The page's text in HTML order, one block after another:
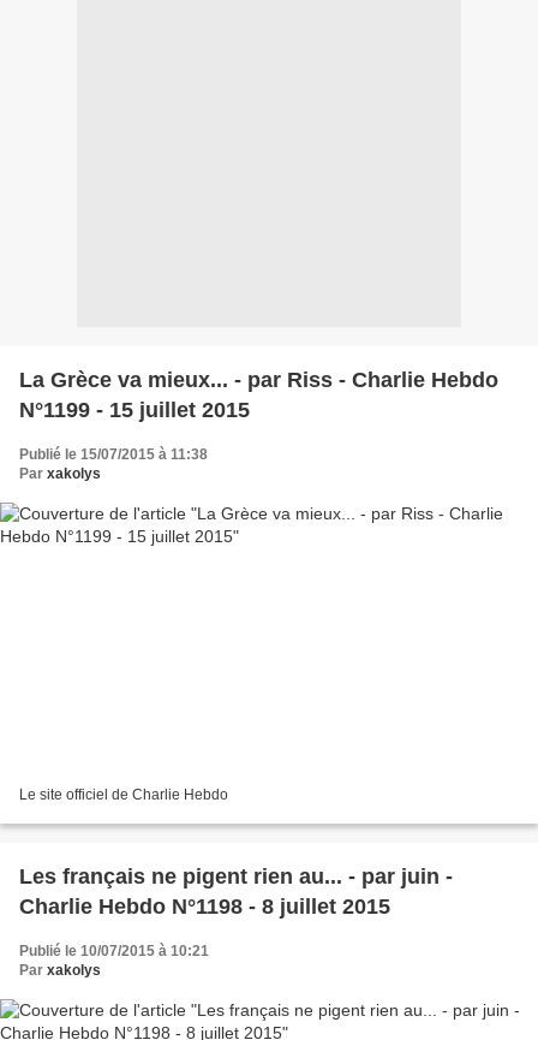
La Grèce va mieux... - par Riss - Charlie Hebdo
N°1199 - 15 juillet 2015
Publié le 15/07/2015 à 11:38
Par xakolys
Le site officiel de Charlie Hebdo
Les français ne pigent rien au... - par juin -
Charlie Hebdo N°1198 - 8 juillet 2015
Publié le 10/07/2015 à 10:21
Par xakolys